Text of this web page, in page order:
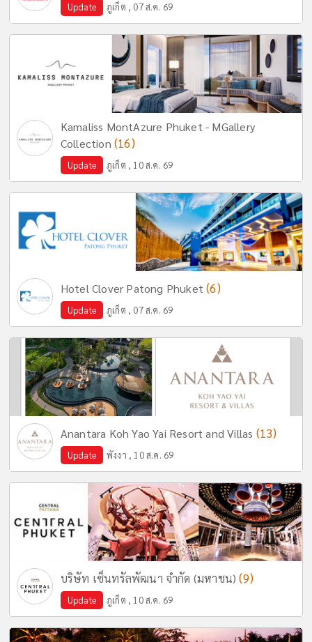
Update ภูเก็ต , 07 ส.ค. 69
Kamaliss MontAzure Phuket - MGallery
Collection (16)
Update ภูเก็ต , 10 ส.ค. 69
Hotel Clover Patong Phuket(6)
Update ภูเก็ต , 07 ส.ค. 69
Anantara Koh Yao Yai Resort and Villas (13)
Update พังงา , 10 ส.ค. 69
บริษัท เซ็นทรัลพัฒนา จำกัด (มหาชน)(9)
Update ภูเก็ต , 10 ส.ค. 69